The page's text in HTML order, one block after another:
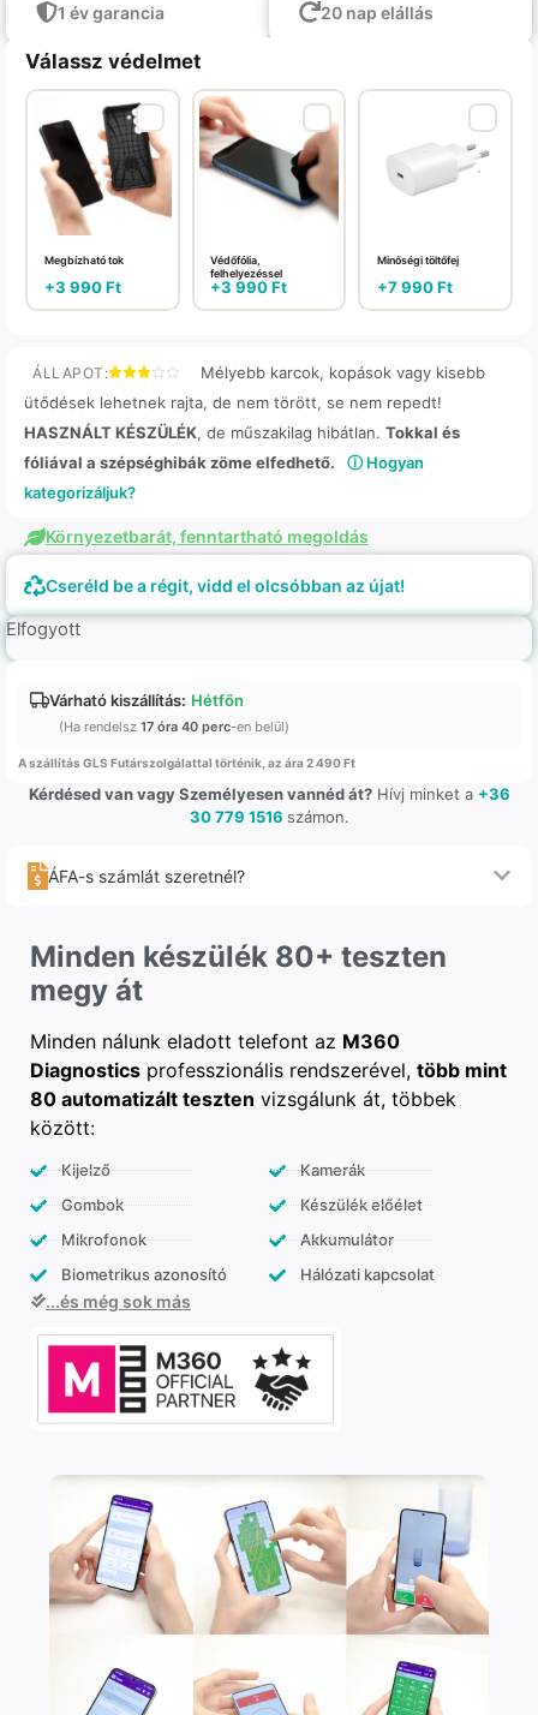
1 év garancia 20 nap elállás
Válassz védelmet
Megbízható tok
+3 990Ft
Védőfólia,
felhelyezéssel
+3 990Ft
Minőségi töltőfej
+7 990Ft
ÁLLAPOT:
Mélyebb karcok, kopások vagy kisebb
ütődések lehetnek rajta, de nem törött, se nem repedt!
HASZNÁLT KÉSZÜLÉK, de műszakilag hibátlan. Tokkal és
fóliával a szépséghibák zöme elfedhető.
ⓘ Hogyan
kategorizáljuk?
Környezetbarát, fenntartható megoldás
Cseréld be a régit, vidd el olcsóbban az újat!
Elfogyott
Várható kiszállítás: Hétfőn
(Ha rendelsz 17 óra 40 perc-en belül)
A szállítás GLS Futárszolgálattal történik, az ára 2 490 Ft
Kérdésed van vagy Személyesen vannéd át?Hívj minket a +36
30 779 1516 számon.
ÁFA-s számlát szeretnél?
Minden készülék 80+ teszten
megy át
Minden nálunk eladott telefont az M360
Diagnostics professzionális rendszerével, több mint
80 automatizált teszten vizsgálunk át, többek
között:
Kijelző
Gombok
Mikrofonok
Biometrikus azonosító
Kamerák
Készülék előélet
Akkumulátor
Hálózati kapcsolat
...és még sok más